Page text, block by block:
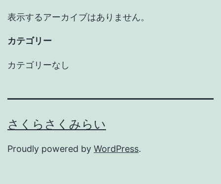
表示するアーカイブはありません。
カテゴリー
カテゴリーなし
さくらさくみらい
Proudly powered by WordPress.